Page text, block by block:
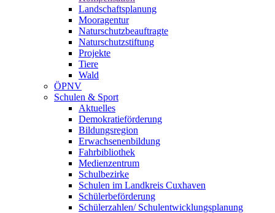
Landschaftsplanung
Mooragentur
Naturschutzbeauftragte
Naturschutzstiftung
Projekte
Tiere
Wald
ÖPNV
Schulen & Sport
Aktuelles
Demokratieförderung
Bildungsregion
Erwachsenenbildung
Fahrbibliothek
Medienzentrum
Schulbezirke
Schulen im Landkreis Cuxhaven
Schülerbeförderung
Schülerzahlen/ Schulentwicklungsplanung